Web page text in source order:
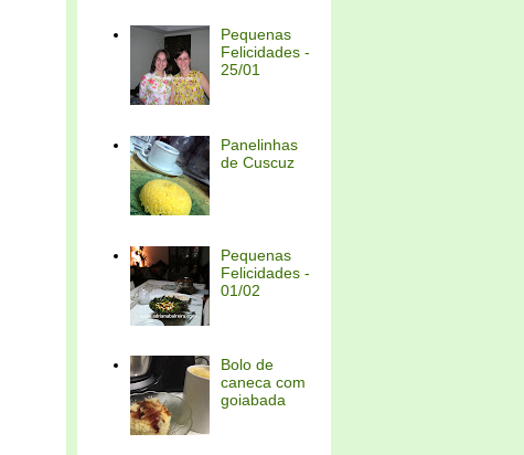
Pequenas
Felicidades -
25/01
Panelinhas
de Cuscuz
Pequenas
Felicidades -
01/02
Bolo de
caneca com
goiabada